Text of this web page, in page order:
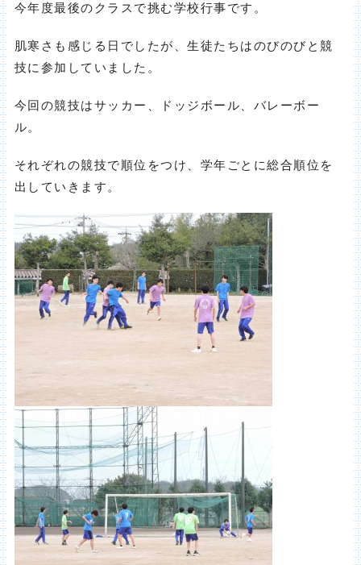
今年度最後のクラスで挑む学校行事です。
肌寒さも感じる日でしたが、生徒たちはのびのびと競
技に参加していました。
今回の競技はサッカー、ドッジボール、バレーボー
ル。
それぞれの競技で順位をつけ、学年ごとに総合順位を
出していきます。